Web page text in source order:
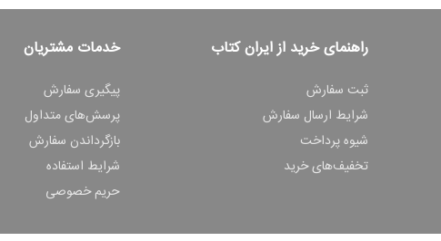
راهنمای خرید از ایران کتاب
ثبت سفارش
شرایط ارسال سفارش
شیوه پرداخت
تخفیف‌های خرید
خدمات مشتریان
پیگیری سفارش
پرسش‌های متداول
بازگرداندن سفارش
شرایط استفاده
حریم خصوصی